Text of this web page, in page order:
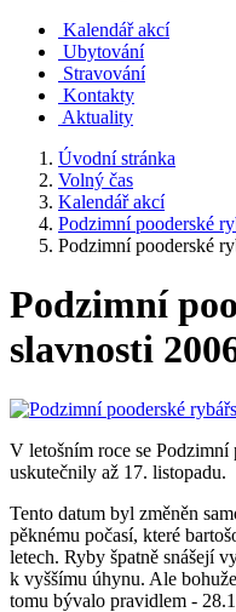
Kalendář akcí
Ubytování
Stravování
Kontakty
Aktuality
Úvodní stránka
Volný čas
Kalendář akcí
Podzimní pooderské
Podzimní pooderské
Podzimní
slavnosti
V letošním roce se Podzimní
uskutečnily až 17. listopadu.
Tento datum byl změněn
pěknému počasí, které
letech. Ryby špatně snášejí
k vyššímu úhynu. Ale
tomu bývalo pravidlem -